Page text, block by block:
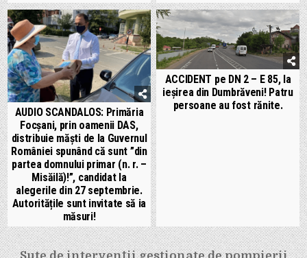
AUDIO SCANDALOS: Primăria
Focșani, prin oamenii DAS,
distribuie măști de la Guvernul
României spunând că sunt ”din
partea domnului primar (n. r. –
Misăilă)!”, candidat la
alegerile din 27 septembrie.
Autoritățile sunt invitate să ia
măsuri!
ACCIDENT pe DN 2 – E 85, la
ieșirea din Dumbrăveni! Patru
persoane au fost rănite.